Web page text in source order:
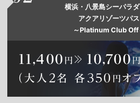
横浜・八景島シーパラ
アクアリゾーツパス
～Platinum Club Off